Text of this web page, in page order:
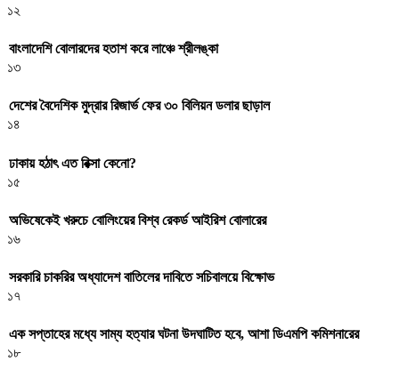
১২
বাংলাদেশি বোলারদের হতাশ করে লাঞ্চে শ্রীলঙ্কা
১৩
দেশের বৈদেশিক মুদ্রার রিজার্ভ ফের ৩০ বিলিয়ন ডলার ছাড়াল
১৪
ঢাকায় হঠাৎ এত রিক্সা কেনো?
১৫
অভিষেকেই খরুচে বোলিংয়ের বিশ্ব রেকর্ড আইরিশ বোলারের
১৬
সরকারি চাকরির অধ্যাদেশ বাতিলের দাবিতে সচিবালয়ে বিক্ষোভ
১৭
এক সপ্তাহের মধ্যে সাম্য হত্যার ঘটনা উদঘাটিত হবে, আশা ডিএমপি কমিশনারের
১৮